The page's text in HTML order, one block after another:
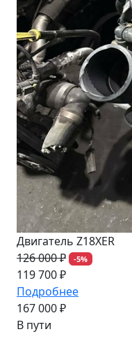
Двигатель Z18XER
126 000 ₽
-5%
119 700 ₽
Подробнее
167 000 ₽
В пути